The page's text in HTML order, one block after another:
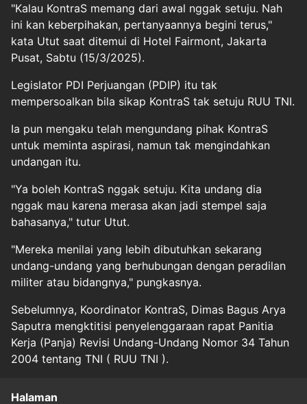
"Kalau KontraS memang dari awal nggak setuju. Nah
ini kan keberpihakan, pertanyaannya begini terus,"
kata Utut saat ditemui di Hotel Fairmont, Jakarta
Pusat, Sabtu (15/3/2025).
Legislator PDI Perjuangan (PDIP) itu tak
mempersoalkan bila sikap KontraS tak setuju RUU TNI.
Ia pun mengaku telah mengundang pihak KontraS
untuk meminta aspirasi, namun tak mengindahkan
undangan itu.
"Ya boleh KontraS nggak setuju. Kita undang dia
nggak mau karena merasa akan jadi stempel saja
bahasanya," tutur Utut.
"Mereka menilai yang lebih dibutuhkan sekarang
undang-undang yang berhubungan dengan peradilan
militer atau bidangnya," pungkasnya.
Sebelumnya, Koordinator KontraS, Dimas Bagus Arya
Saputra mengktitisi penyelenggaraan rapat Panitia
Kerja (Panja) Revisi Undang-Undang Nomor 34 Tahun
2004 tentang TNI ( RUU TNI ).
Halaman